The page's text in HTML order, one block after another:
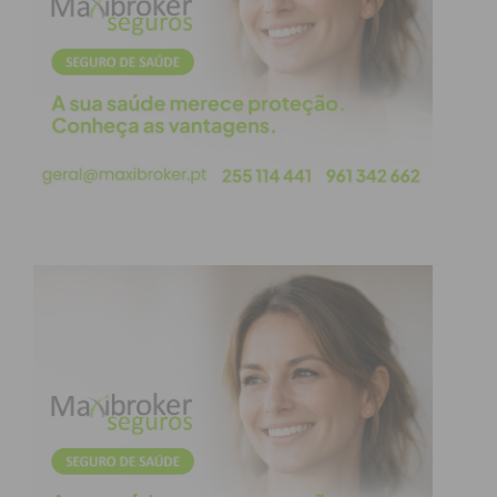
local e regional”, não esquecendo a
Linha do Vale
do Sousa, que considera ser “uma prioridade que
urge materializar”.
quatro anos serão de “prudência, rigor,
da maldicência” que afirma existir no concelho.
“Antes de tudo seremos um governo municipal que
não se amesquinha nem se verga perante a
maldicência e a calúnia de quem protagoniza, se
encosta e se revê na ação política das catacumbas
da política negra. Aqui estou e estamos com a
mesma determinação na defesa do bem comum